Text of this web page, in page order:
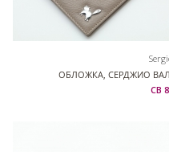
ОБЛОЖКА, СЕРДЖИО
СВ